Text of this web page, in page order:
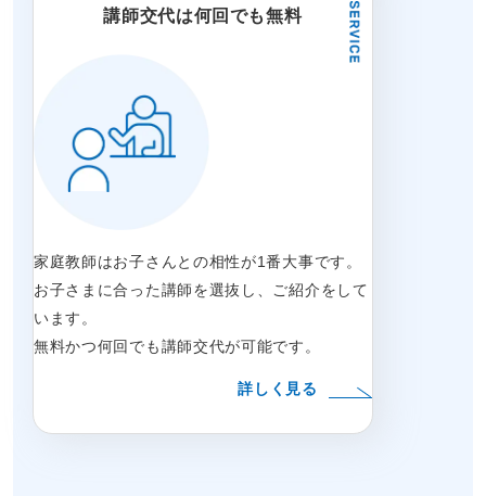
講師交代は何回でも無料
家庭教師はお子さんとの相性が1番大事です。
お子さまに合った講師を選抜し、ご紹介をして
います。
無料かつ何回でも講師交代が可能です。
詳しく見る